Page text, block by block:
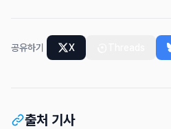
공유하기 X
출처 기사